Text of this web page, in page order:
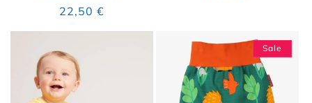
Normaler Preis
22,50 €
Sale